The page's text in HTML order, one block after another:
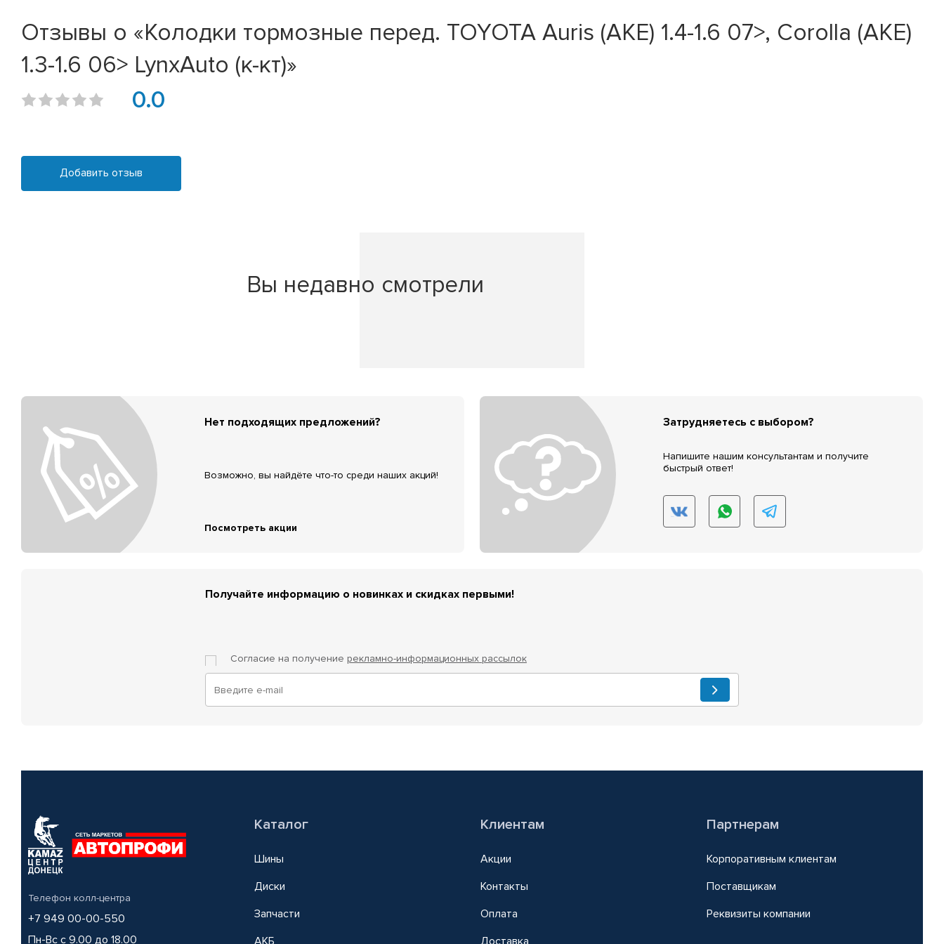
Отзывы о «Колодки тормозные перед. TOYOTA Auris (AKE) 1.4-1.6 07>, Corolla (AKE)
1.3-1.6 06> LynxAuto (к-кт)»
0.0
Добавить отзыв
Вы недавно смотрели
Нет подходящих предложений?
Возможно, вы найдёте что-то среди наших акций!
Посмотреть акции
Затрудняетесь с выбором?
Напишите нашим консультантам и получите
быстрый ответ!
Получайте информацию о новинках и скидках первыми!
Согласие на получение рекламно-информационных рассылок
Телефон колл-центра
+7 949 00-00-550
Пн-Вс с 9.00 до 18.00
Каталог
Шины
Диски
Запчасти
АКБ
Клиентам
Акции
Контакты
Оплата
Доставка
Партнерам
Корпоративным клиентам
Поставщикам
Реквизиты компании